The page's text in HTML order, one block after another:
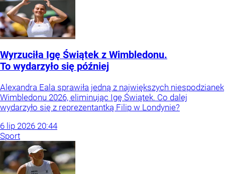
Wyrzuciła Igę Świątek z Wimbledonu.
To wydarzyło się później
Alexandra Eala sprawiła jedną z największych niespodzianek
Wimbledonu 2026, eliminując Igę Świątek. Co dalej
wydarzyło się z reprezentantką Filip w Londynie?
6 lip 2026 20:44
Sport